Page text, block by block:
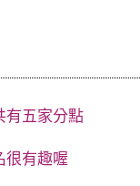
有五家分點
很有趣喔